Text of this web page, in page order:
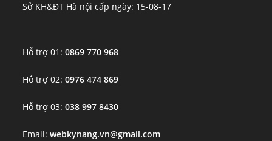
Sở KH&ĐT Hà nội cấp ngày: 15-08-17
Hỗ trợ 01:0869 770 968
Hỗ trợ 02:0976 474 869
Hỗ trợ 03:038 997 8430
Email:webkynang.vn@gmail.com